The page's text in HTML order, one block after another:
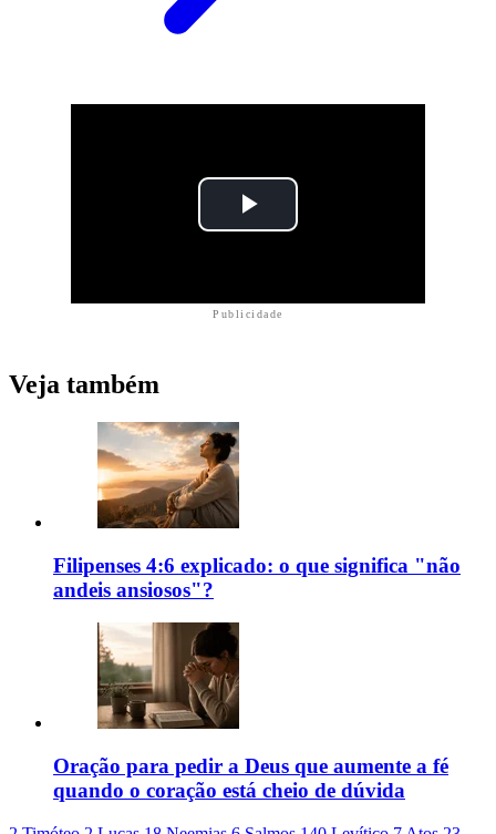
Publicidade
Veja também
Filipenses 4:6 explicado: o que significa "não
andeis ansiosos"?
Oração para pedir a Deus que aumente a fé
quando o coração está cheio de dúvida